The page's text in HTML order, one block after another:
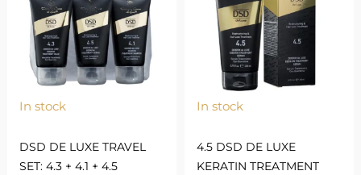
In stock
DSD DE LUXE TRAVEL
SET: 4.3 + 4.1 + 4.5
In stock
4.5 DSD DE LUXE
KERATIN TREATMENT